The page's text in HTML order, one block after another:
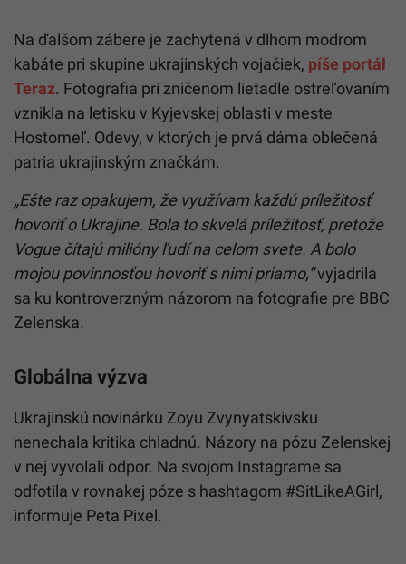
Na ďalšom zábere je zachytená v dlhom modrom
kabáte pri skupine ukrajinských vojačiek, píše portál
Teraz. Fotografia pri zničenom lietadle ostreľovaním
vznikla na letisku v Kyjevskej oblasti v meste
Hostomeľ. Odevy, v ktorých je prvá dáma oblečená
patria ukrajinským značkám.
„Ešte raz opakujem, že využívam každú príležitosť
hovoriť o Ukrajine. Bola to skvelá príležitosť, pretože
Vogue čítajú milióny ľudí na celom svete. A bolo
mojou povinnosťou hovoriť s nimi priamo,“vyjadrila
sa ku kontroverzným názorom na fotografie pre BBC
Zelenska.
Globálna výzva
Ukrajinskú novinárku Zoyu Zvynyatskivsku
nenechala kritika chladnú. Názory na pózu Zelenskej
v nej vyvolali odpor. Na svojom Instagrame sa
odfotila v rovnakej póze s hashtagom #SitLikeAGirl,
informuje Peta Pixel.